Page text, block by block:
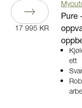
17 995 KR
Pure
ett